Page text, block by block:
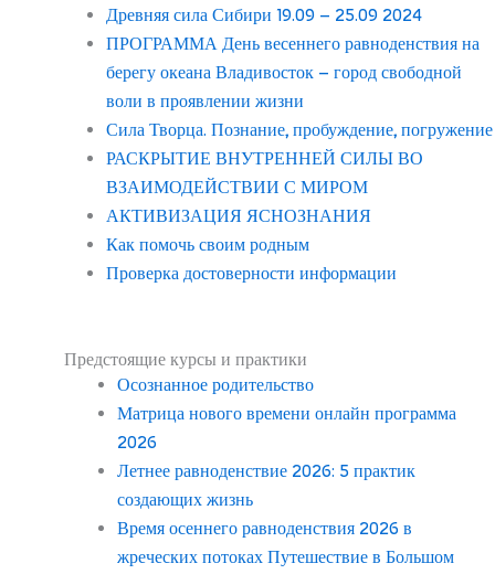
Древняя сила Сибири 19.09 – 25.09 2024
ПРОГРАММА День весеннего равноденствия на
берегу океана Владивосток – город свободной
воли в проявлении жизни
Сила Творца. Познание, пробуждение, погружение
РАСКРЫТИЕ ВНУТРЕННЕЙ СИЛЫ ВО
ВЗАИМОДЕЙСТВИИ С МИРОМ
АКТИВИЗАЦИЯ ЯСНОЗНАНИЯ
Как помочь своим родным
Проверка достоверности информации
Предстоящие курсы и практики
Осознанное родительство
Матрица нового времени онлайн программа
2026
Летнее равноденствие 2026: 5 практик
создающих жизнь
Время осеннего равноденствия 2026 в
жреческих потоках Путешествие в Большом